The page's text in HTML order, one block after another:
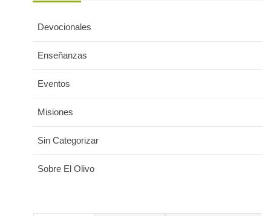
Devocionales
Enseñanzas
Eventos
Misiones
Sin Categorizar
Sobre El Olivo